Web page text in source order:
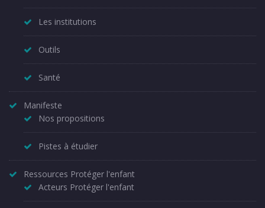
Les institutions
Outils
Santé
Manifeste
Nos propositions
Pistes à étudier
Ressources Protéger l'enfant
Acteurs Protéger l'enfant